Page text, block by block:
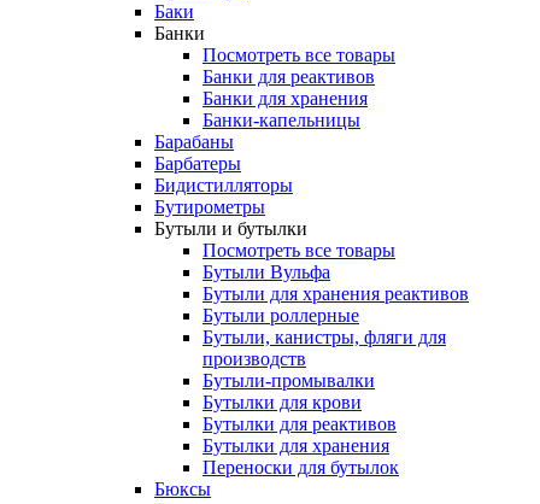
Баки
Банки
Посмотреть все товары
Банки для реактивов
Банки для хранения
Банки-капельницы
Барабаны
Барбатеры
Бидистилляторы
Бутирометры
Бутыли и бутылки
Посмотреть все товары
Бутыли Вульфа
Бутыли для хранения реактивов
Бутыли роллерные
Бутыли, канистры, фляги для
производств
Бутыли-промывалки
Бутылки для крови
Бутылки для реактивов
Бутылки для хранения
Переноски для бутылок
Бюксы